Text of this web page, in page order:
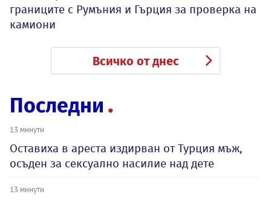
границите с Румъния и Гърция за проверка на
камиони
Всичко от днес
Последни
13 минути
Оставиха в ареста издирван от Турция мъж,
осъден за сексуално насилие над дете
13 минути